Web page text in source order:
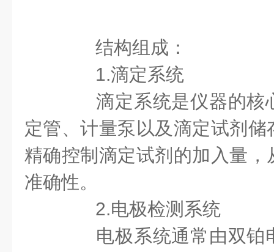
结构组成：
1.滴定系统
滴定系统是仪器的核
定管、计量泵以及滴定试剂
精确控制滴定试剂的加入量
准确性。
2.电极检测系统
电极系统通常由双铂